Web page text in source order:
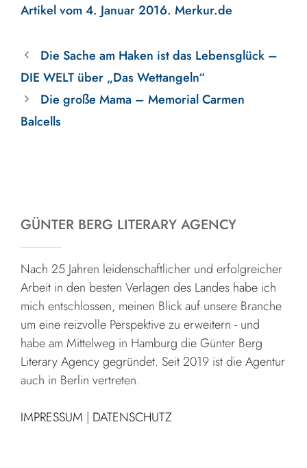
Artikel vom 4. Januar 2016. Merkur.de
Die Sache am Haken ist das Lebensglück –
DIE WELT über „Das Wettangeln“
Die große Mama – Memorial Carmen
Balcells
GÜNTER BERG LITERARY AGENCY
Nach 25 Jahren leidenschaftlicher und erfolgreicher
Arbeit in den besten Verlagen des Landes habe ich
mich entschlossen, meinen Blick auf unsere Branche
um eine reizvolle Perspektive zu erweitern - und
habe am Mittelweg in Hamburg die Günter Berg
Literary Agency gegründet. Seit 2019 ist die Agentur
auch in Berlin vertreten.
IMPRESSUM | DATENSCHUTZ